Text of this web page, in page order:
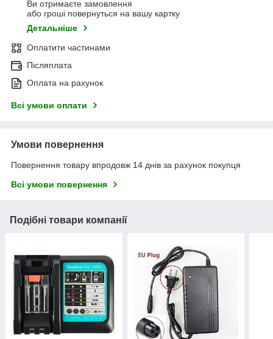
Ви отримаєте замовлення
або гроші повернуться на вашу картку
Детальніше
Оплатити частинами
Післяплата
Оплата на рахунок
Всі умови оплати
Умови повернення
Повернення товару впродовж 14 днів за рахунок покупця
Всі умови повернення
Подібні товари компанії